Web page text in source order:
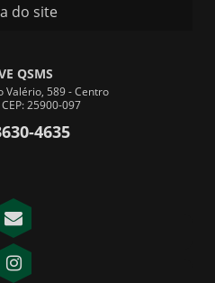
do site
QSMS
Valério, 589 - Centro
CEP: 25900-097
4635